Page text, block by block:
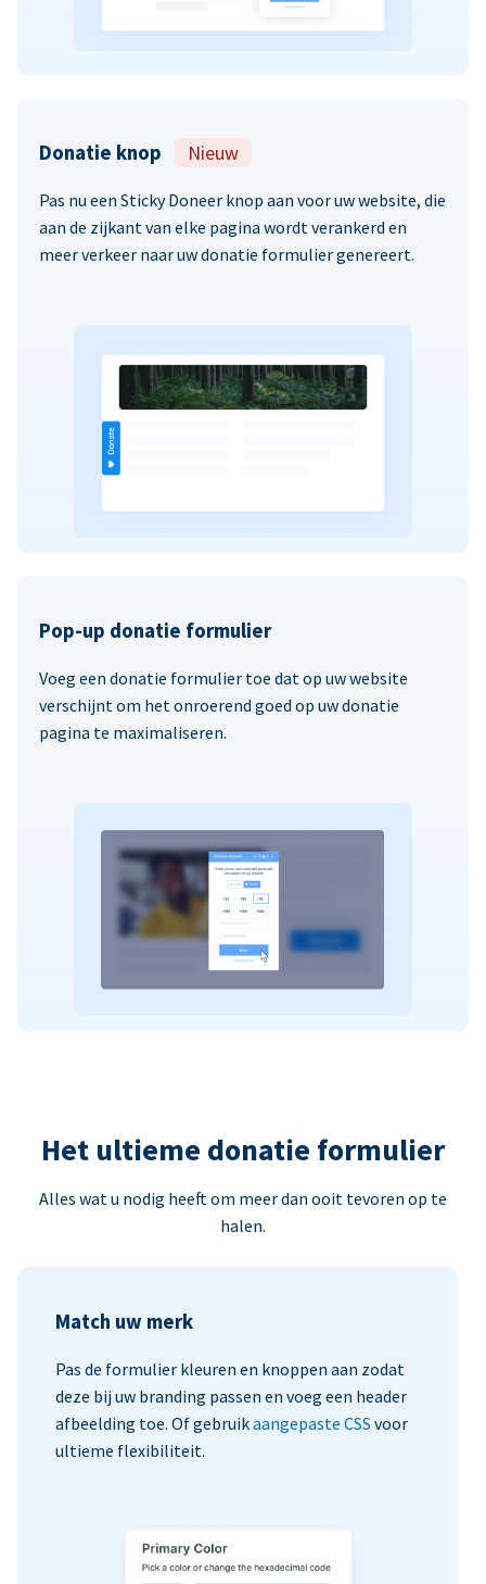
Donatie knop Nieuw
Pas nu een Sticky Doneer knop aan voor uw website, die
aan de zijkant van elke pagina wordt verankerd en
meer verkeer naar uw donatie formulier genereert.
Pop-up donatie formulier
Voeg een donatie formulier toe dat op uw website
verschijnt om het onroerend goed op uw donatie
pagina te maximaliseren.
Het ultieme donatie formulier
Alles wat u nodig heeft om meer dan ooit tevoren op te
halen.
Match uw merk
Pas de formulier kleuren en knoppen aan zodat
deze bij uw branding passen en voeg een header
afbeelding toe. Of gebruikaangepaste CSS voor
ultieme flexibiliteit.